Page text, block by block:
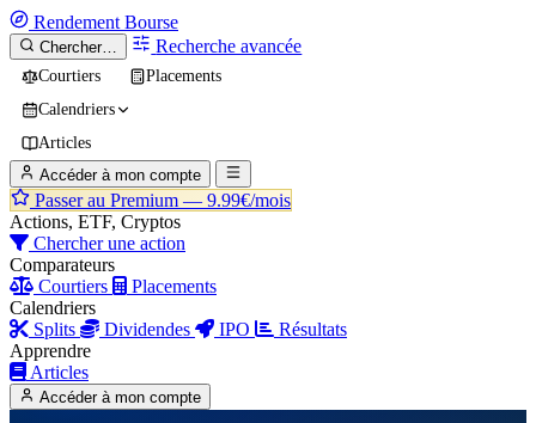
Rendement Bourse
Chercher… Recherche avancée
Courtiers
Placements
Calendriers
Articles
Accéder à mon compte
Passer au Premium — 9.99€/mois
Actions, ETF, Cryptos
Chercher une action
Comparateurs
Courtiers
Placements
Calendriers
Splits
Dividendes IPO
Résultats
Apprendre
Articles
Accéder à mon compte